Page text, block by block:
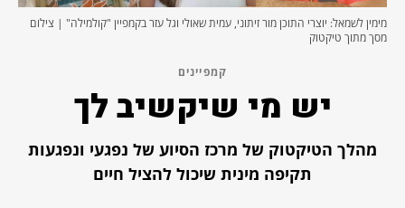
מימין לשמאל: יוצרי התוכן מור זיתוני, עמית שאולי וגל עזר בקמפיין "קולמילה" | צילום
מסך מתוך טיקטוק
קמפיינים
יש מי שיקשיב לך
מהלך הטיקטוק של מרכז הסיוע של נפגעי ונפגעות
תקיפה מינית שיכול להציל חיים